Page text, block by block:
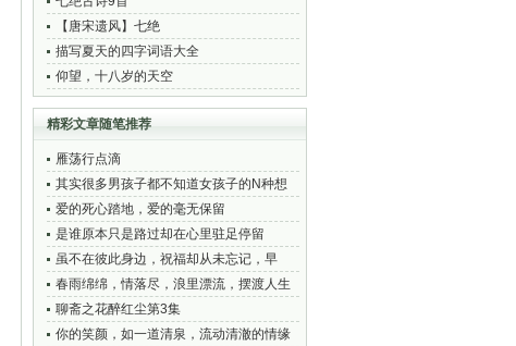
【唐宋遗风】七绝
描写夏天的四字词语大全
仰望，十八岁的天空
精彩文章随笔推荐
雁荡行点滴
其实很多男孩子都不知道女孩子的N种想
法
爱的死心踏地，爱的毫无保留
是谁原本只是路过却在心里驻足停留
虽不在彼此身边，祝福却从未忘记，早
安，愿你一切如意
春雨绵绵，情落尽，浪里漂流，摆渡人生
聊斋之花醉红尘第3集
你的笑颜，如一道清泉，流动清澈的情缘